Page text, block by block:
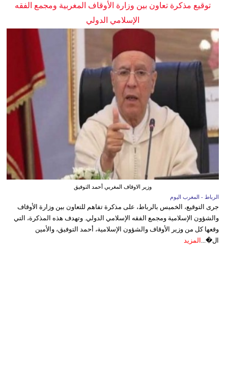
توقيع مذكرة تعاون بين وزارة الأوقاف المغربية ومجمع الفقه
الإسلامي الدولي
وزير الاوقاف المغربي أحمد التوفيق
الرباط - المغرب اليوم
جرى التوقيع، الخميس بالرباط، على مذكرة تفاهم للتعاون بين وزارة الأوقاف
والشؤون الإسلامية ومجمع الفقه الإسلامي الدولي. وتهدف هذه المذكرة، التي
وقعها كل من وزير الأوقاف والشؤون الإسلامية، أحمد التوفيق، والأمين
ال�... المزيد